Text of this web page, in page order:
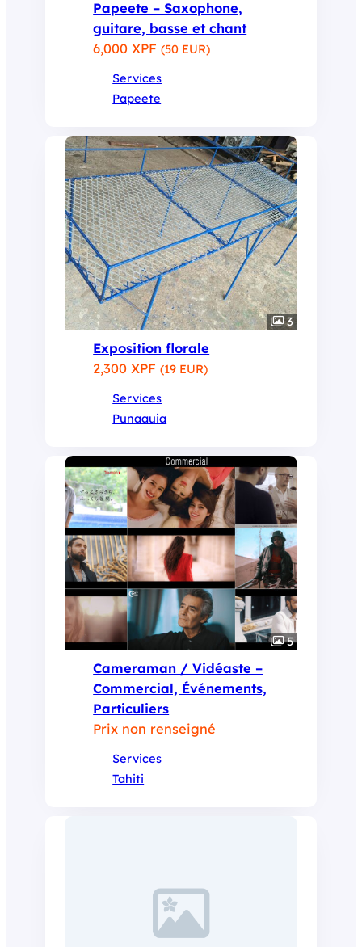
Papeete – Saxophone,
guitare, basse et chant
6,000 XPF(50 EUR)
Services
Papeete
3
Exposition florale
2,300 XPF(19 EUR)
Services
Punaauia
5
Cameraman / Vidéaste –
Commercial, Événements,
Particuliers
Prix non renseigné
Services
Tahiti